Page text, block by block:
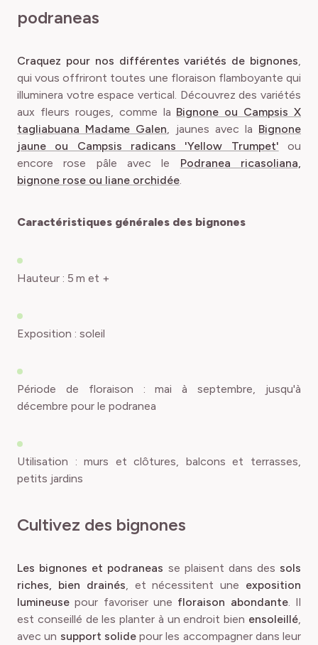
podraneas
Craquez pour nos différentes variétés de bignones,
qui vous offriront toutes une floraison flamboyante qui
illuminera votre espace vertical. Découvrez des variétés
aux fleurs rouges, comme la Bignone ou Campsis X
tagliabuana Madame Galen, jaunes avec la Bignone
jaune ou Campsis radicans 'Yellow Trumpet' ou
encore rose pâle avec le Podranea ricasoliana,
bignone rose ou liane orchidée.
Caractéristiques générales des bignones
Hauteur : 5 m et +
Exposition : soleil
Période de floraison : mai à septembre, jusqu'à
décembre pour le podranea
Utilisation : murs et clôtures, balcons et terrasses,
petits jardins
Cultivez des bignones
Les bignones et podraneas se plaisent dans des sols
riches, bien drainés, et nécessitent une exposition
lumineusepour favoriser une floraison abondante. Il
est conseillé de les planter à un endroit bien ensoleillé,
avec un support solide pour les accompagner dans leur